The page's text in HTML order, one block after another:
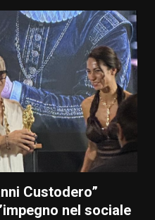
Custodero”
nel sociale